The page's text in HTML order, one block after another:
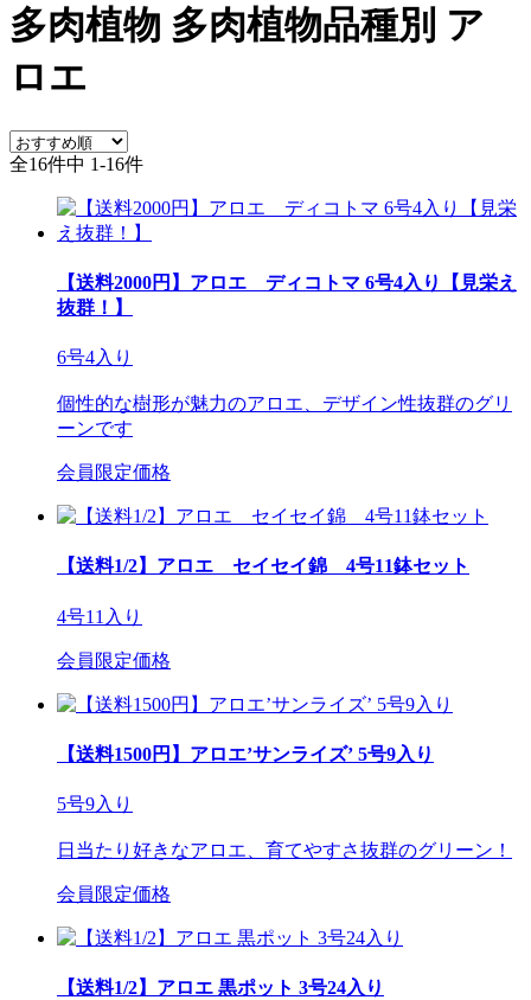
多肉植物 多肉植物品種別 ア
ロエ
全16件中 1-16件
【送料2000円】アロエ ディコトマ 6号4入り【見栄え
抜群！】
6号4入り
個性的な樹形が魅力のアロエ、デザイン性抜群のグリ
ーンです
会員限定価格
【送料1/2】アロエ セイセイ錦 4号11鉢セット
4号11入り
会員限定価格
【送料1500円】アロエ’サンライズ’ 5号9入り
5号9入り
日当たり好きなアロエ、育てやすさ抜群のグリーン！
会員限定価格
【送料1/2】アロエ 黒ポット 3号24入り